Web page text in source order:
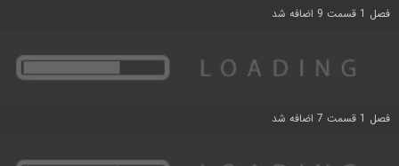
فصل 1 قسمت 9 اضافه شد
فصل 1 قسمت 7 اضافه شد